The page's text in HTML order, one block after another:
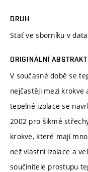
DRUH
Stať ve sborníku v
ORIGINÁLNÍ ABSTRAKT
V současné době se
nejčastěji mezi krokve
tepelné izolace se
2002 pro šikmé
krokve, které mají
než vlastní izolace a
součinitele prostupu